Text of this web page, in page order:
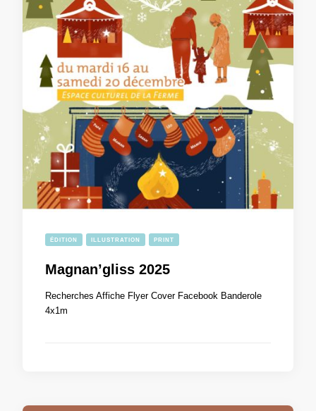
ÉDITION ILLUSTRATION PRINT
Magnan’gliss 2025
Recherches Affiche Flyer Cover Facebook Banderole
4x1m